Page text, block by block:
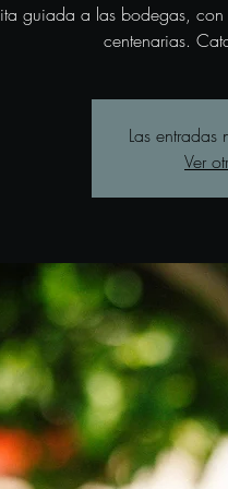
guiada a las bodegas, con
centenarias.
Las entradas
Ver